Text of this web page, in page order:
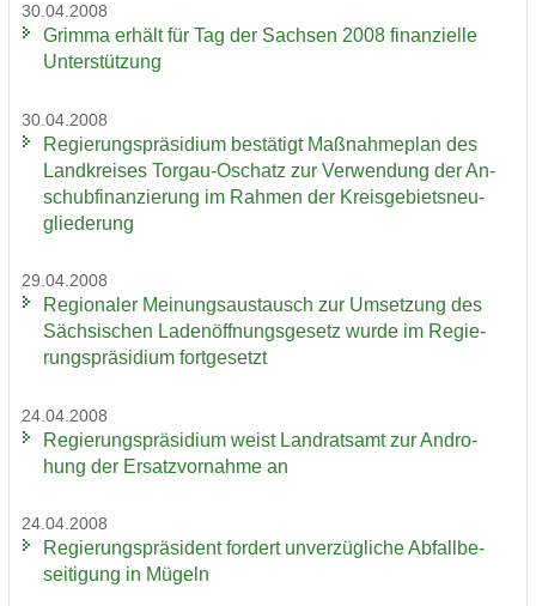
30.04.2008
Grim­ma er­hält für Tag der Sach­sen 2008 fi­nan­zi­el­le
Un­ter­stüt­zung
30.04.2008
Re­gie­rungs­prä­si­di­um be­stä­tigt Maß­nah­me­plan des
Land­krei­ses Torgau-​Oschatz zur Ver­wen­dung der An­
schub­fi­nan­zie­rung im Rah­men der Kreis­ge­biets­neu­
glie­de­rung
29.04.2008
Re­gio­na­ler Mei­nungs­aus­tausch zur Um­set­zung des
Säch­si­schen La­den­öff­nungs­ge­setz wurde im Re­gie­
rungs­prä­si­di­um fort­ge­setzt
24.04.2008
Re­gie­rungs­prä­si­di­um weist Land­rats­amt zur An­dro­
hung der Er­satz­vor­nah­me an
24.04.2008
Re­gie­rungs­prä­si­dent for­dert un­ver­züg­li­che Ab­fall­be­
sei­ti­gung in Mü­geln